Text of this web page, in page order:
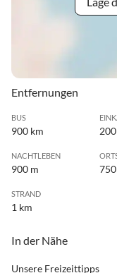
Entfernungen
BUS
900 km
NACHTLEBEN
900 m
STRAND
1 km
In der Nähe
Unsere Freizeittipps